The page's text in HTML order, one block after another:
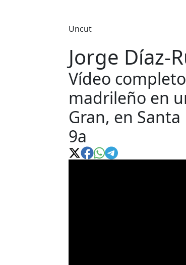
Uncut
Jorge Díaz-
Vídeo
madrileño en
Gran, en
9a